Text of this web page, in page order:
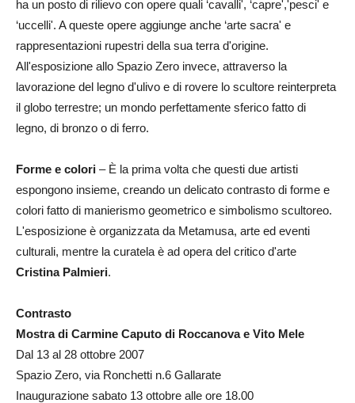
ha un posto di rilievo con opere quali ‘cavalli', ‘capre','pesci' e
‘uccelli'. A queste opere aggiunge anche ‘arte sacra' e
rappresentazioni rupestri della sua terra d'origine.
All'esposizione allo Spazio Zero invece, attraverso la
lavorazione del legno d'ulivo e di rovere lo scultore reinterpreta
il globo terrestre; un mondo perfettamente sferico fatto di
legno, di bronzo o di ferro.
Forme e colori – È la prima volta che questi due artisti
espongono insieme, creando un delicato contrasto di forme e
colori fatto di manierismo geometrico e simbolismo scultoreo.
L'esposizione è organizzata da Metamusa, arte ed eventi
culturali, mentre la curatela è ad opera del critico d'arte
Cristina Palmieri.
Contrasto
Mostra di Carmine Caputo di Roccanova e Vito Mele
Dal 13 al 28 ottobre 2007
Spazio Zero, via Ronchetti n.6 Gallarate
Inaugurazione sabato 13 ottobre alle ore 18.00